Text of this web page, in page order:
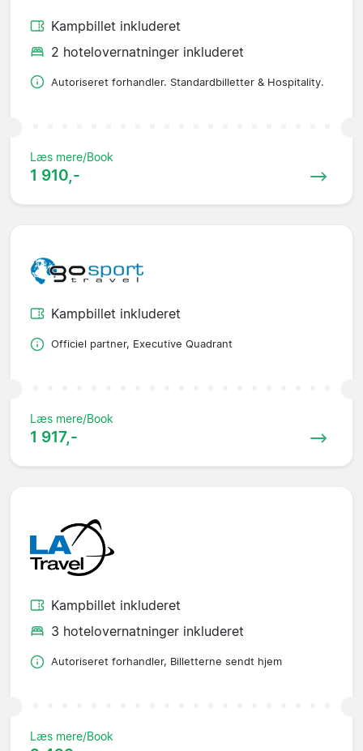
Kampbillet inkluderet
2 hotelovernatninger inkluderet
Autoriseret forhandler. Standardbilletter & Hospitality.
Læs mere/Book
1 910,-
Kampbillet inkluderet
Officiel partner, Executive Quadrant
Læs mere/Book
1 917,-
Kampbillet inkluderet
3 hotelovernatninger inkluderet
Autoriseret forhandler, Billetterne sendt hjem
Læs mere/Book